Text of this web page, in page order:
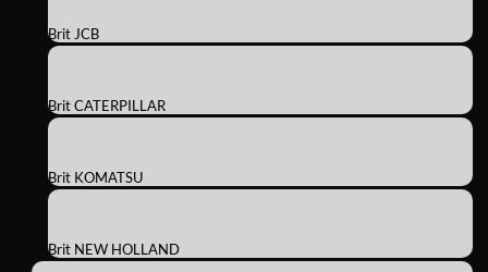
Brit JCB
Brit CATERPILLAR
Brit KOMATSU
Brit NEW HOLLAND